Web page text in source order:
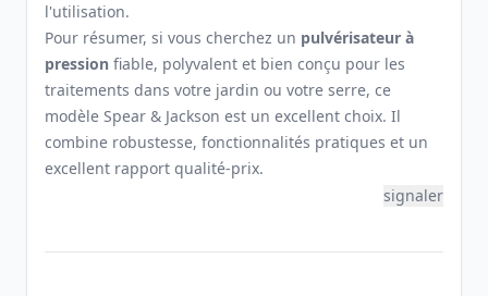
l'utilisation.
Pour résumer, si vous cherchez un pulvérisateur à
pression fiable, polyvalent et bien conçu pour les
traitements dans votre jardin ou votre serre, ce
modèle Spear & Jackson est un excellent choix. Il
combine robustesse, fonctionnalités pratiques et un
excellent rapport qualité-prix.
signaler